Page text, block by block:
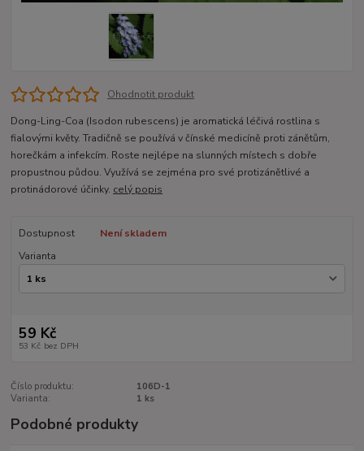
Ohodnotit produkt
Dong-Ling-Coa (Isodon rubescens) je aromatická léčivá rostlina s
fialovými květy. Tradičně se používá v čínské medicíně proti zánětům,
horečkám a infekcím. Roste nejlépe na slunných místech s dobře
propustnou půdou. Využívá se zejména pro své protizánětlivé a
protinádorové účinky. celý popis
Dostupnost
Není skladem
Varianta
59 Kč
53 Kč bez DPH
Číslo produktu:
106D-1
Varianta:
1 ks
Podobné produkty